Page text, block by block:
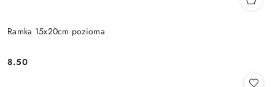
Ramka 15x20cm pozioma
Cena:
8.50